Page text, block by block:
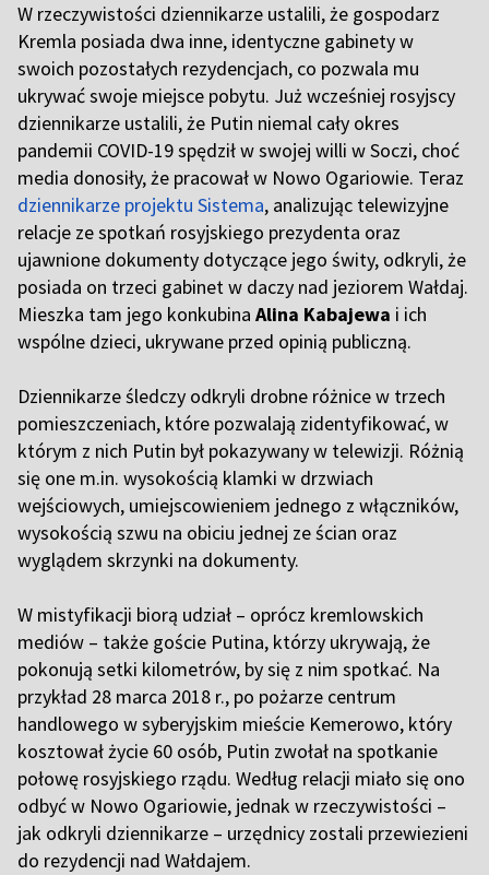
W rzeczywistości dziennikarze ustalili, że gospodarz
Kremla posiada dwa inne, identyczne gabinety w
swoich pozostałych rezydencjach, co pozwala mu
ukrywać swoje miejsce pobytu. Już wcześniej rosyjscy
dziennikarze ustalili, że Putin niemal cały okres
pandemii COVID-19 spędził w swojej willi w Soczi, choć
media donosiły, że pracował w Nowo Ogariowie. Teraz
dziennikarze projektu Sistema, analizując telewizyjne
relacje ze spotkań rosyjskiego prezydenta oraz
ujawnione dokumenty dotyczące jego świty, odkryli, że
posiada on trzeci gabinet w daczy nad jeziorem Wałdaj.
Mieszka tam jego konkubina Alina Kabajewa i ich
wspólne dzieci, ukrywane przed opinią publiczną.
Dziennikarze śledczy odkryli drobne różnice w trzech
pomieszczeniach, które pozwalają zidentyfikować, w
którym z nich Putin był pokazywany w telewizji. Różnią
się one m.in. wysokością klamki w drzwiach
wejściowych, umiejscowieniem jednego z włączników,
wysokością szwu na obiciu jednej ze ścian oraz
wyglądem skrzynki na dokumenty.
W mistyfikacji biorą udział – oprócz kremlowskich
mediów – także goście Putina, którzy ukrywają, że
pokonują setki kilometrów, by się z nim spotkać. Na
przykład 28 marca 2018 r., po pożarze centrum
handlowego w syberyjskim mieście Kemerowo, który
kosztował życie 60 osób, Putin zwołał na spotkanie
połowę rosyjskiego rządu. Według relacji miało się ono
odbyć w Nowo Ogariowie, jednak w rzeczywistości –
jak odkryli dziennikarze – urzędnicy zostali przewiezieni
do rezydencji nad Wałdajem.